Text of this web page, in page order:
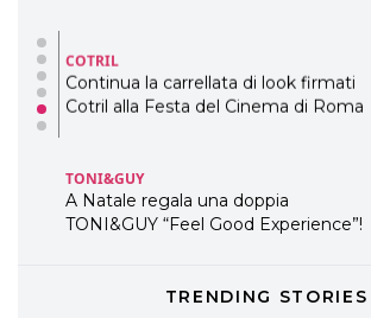
COTRIL
Continua la carrellata di look firmati
Cotril alla Festa del Cinema di Roma
TONI&GUY
A Natale regala una doppia
TONI&GUY “Feel Good Experience”!
LABEL.M lancia la sua innovativa ed
TRENDING STORIES